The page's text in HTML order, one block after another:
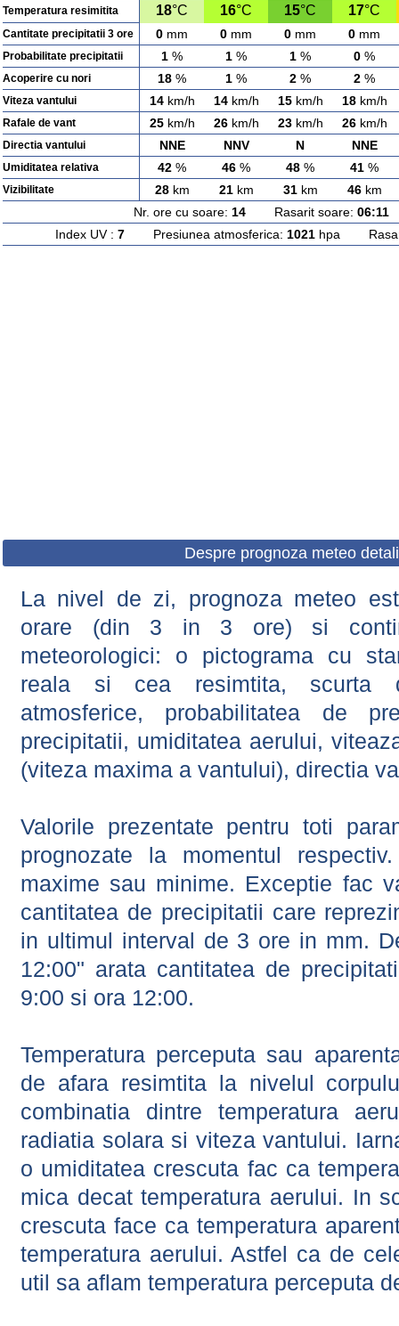
Temperatura resimitita 18°C 16°C 15°C 17°C
Cantitate precipitatii 3 ore 0 mm 0 mm 0 mm 0 mm
Probabilitate precipitatii 1 % 1 % 1 % 0 %
Acoperire cu nori 18 % 1 % 2 % 2 %
Viteza vantului 14km/h 14km/h 15km/h 18km/h
Rafale de vant 25km/h 26km/h 23km/h 26km/h
Directia vantului NNE NNV N NNE
Umiditatea relativa 42 % 46 % 48 % 41 %
Vizibilitate 28km 21km 31km 46km
Nr. ore cu soare: 14 Rasarit soare: 06:11
Index UV : 7Presiunea atmosferica: 1021hpa
Despre prognoza meteo
La nivel de zi, prognoza meteo
orare (din 3 in 3 ore) si
meteorologici: o pictograma cu
reala si cea resimtita, scurta
atmosferice, probabilitatea de
precipitatii, umiditatea aerului,
(viteza maxima a vantului), directia
Valorile prezentate pentru toti
prognozate la momentul
maxime sau minime. Exceptie fac
cantitatea de precipitatii care
in ultimul interval de 3 ore in mm.
12:00" arata cantitatea de
9:00 si ora 12:00.
Temperatura perceputa sau
de afara resimtita la nivelul
combinatia dintre temperatura
radiatia solara si viteza vantului.
o umiditatea crescuta fac ca
mica decat temperatura aerului. In
crescuta face ca temperatura
temperatura aerului. Astfel ca de
util sa aflam temperatura perceputa